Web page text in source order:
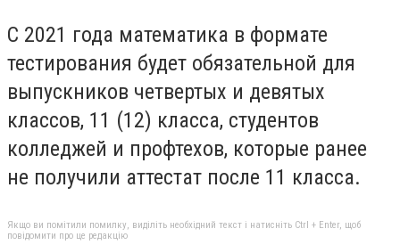
С 2021 года математика в формате
тестирования будет обязательной для
выпускников четвертых и девятых
классов, 11 (12) класса, студентов
колледжей и профтехов, которые ранее
не получили аттестат после 11 класса.
Якщо ви помітили помилку, виділіть необхідний текст і натисніть Ctrl + Enter, щоб
повідомити про це редакцію